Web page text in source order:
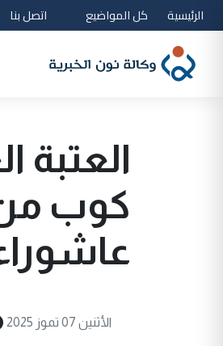
الرئيسية كل المواضيع اتصل بنا
كوب من
الأثنين 07 تموز 2025